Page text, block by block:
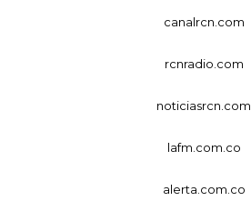
canalrcn.com
rcnradio.com
noticiasrcn.com
lafm.com.co
alerta.com.co